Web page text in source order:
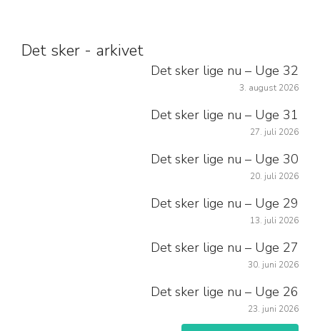
Det sker - arkivet
Det sker lige nu – Uge 32
3. august 2026
Det sker lige nu – Uge 31
27. juli 2026
Det sker lige nu – Uge 30
20. juli 2026
Det sker lige nu – Uge 29
13. juli 2026
Det sker lige nu – Uge 27
30. juni 2026
Det sker lige nu – Uge 26
23. juni 2026